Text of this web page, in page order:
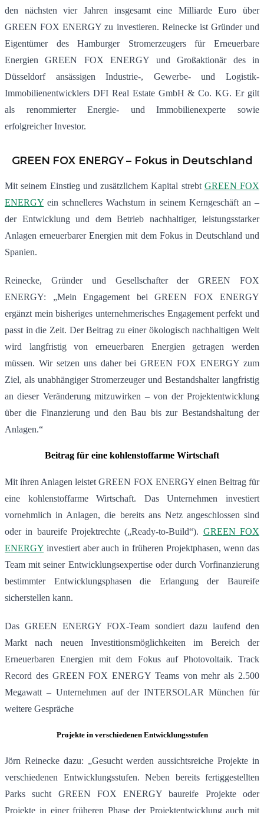
den nächsten vier Jahren insgesamt eine Milliarde Euro über
GREEN FOX ENERGY zu investieren. Reinecke ist Gründer und
Eigentümer des Hamburger Stromerzeugers für Erneuerbare
Energien GREEN FOX ENERGY und Großaktionär des in
Düsseldorf ansässigen Industrie-, Gewerbe- und Logistik-
Immobilienentwicklers DFI Real Estate GmbH & Co. KG. Er gilt
als renommierter Energie- und Immobilienexperte sowie
erfolgreicher Investor.
GREEN FOX ENERGY – Fokus in Deutschland
Mit seinem Einstieg und zusätzlichem Kapital strebt GREEN FOX
ENERGY ein schnelleres Wachstum in seinem Kerngeschäft an –
der Entwicklung und dem Betrieb nachhaltiger, leistungsstarker
Anlagen erneuerbarer Energien mit dem Fokus in Deutschland und
Spanien.
Reinecke, Gründer und Gesellschafter der GREEN FOX
ENERGY: „Mein Engagement bei GREEN FOX ENERGY
ergänzt mein bisheriges unternehmerisches Engagement perfekt und
passt in die Zeit. Der Beitrag zu einer ökologisch nachhaltigen Welt
wird langfristig von erneuerbaren Energien getragen werden
müssen. Wir setzen uns daher bei GREEN FOX ENERGY zum
Ziel, als unabhängiger Stromerzeuger und Bestandshalter langfristig
an dieser Veränderung mitzuwirken – von der Projektentwicklung
über die Finanzierung und den Bau bis zur Bestandshaltung der
Anlagen.“
Beitrag für eine kohlenstoffarme Wirtschaft
Mit ihren Anlagen leistet GREEN FOX ENERGY einen Beitrag für
eine kohlenstoffarme Wirtschaft. Das Unternehmen investiert
vornehmlich in Anlagen, die bereits ans Netz angeschlossen sind
oder in baureife Projektrechte („Ready-to-Build“). GREEN FOX
ENERGY investiert aber auch in früheren Projektphasen, wenn das
Team mit seiner Entwicklungsexpertise oder durch Vorfinanzierung
bestimmter Entwicklungsphasen die Erlangung der Baureife
sicherstellen kann.
Das GREEN ENERGY FOX-Team sondiert dazu laufend den
Markt nach neuen Investitionsmöglichkeiten im Bereich der
Erneuerbaren Energien mit dem Fokus auf Photovoltaik. Track
Record des GREEN FOX ENERGY Teams von mehr als 2.500
Megawatt – Unternehmen auf der INTERSOLAR München für
weitere Gespräche
Projekte in verschiedenen Entwicklungsstufen
Jörn Reinecke dazu: „Gesucht werden aussichtsreiche Projekte in
verschiedenen Entwicklungsstufen. Neben bereits fertiggestellten
Parks sucht GREEN FOX ENERGY baureife Projekte oder
Projekte in einer früheren Phase der Projektentwicklung auch mit